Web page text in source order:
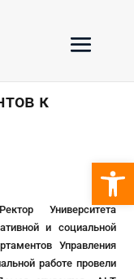
к
Университета
и социальной
Управления
работе провели